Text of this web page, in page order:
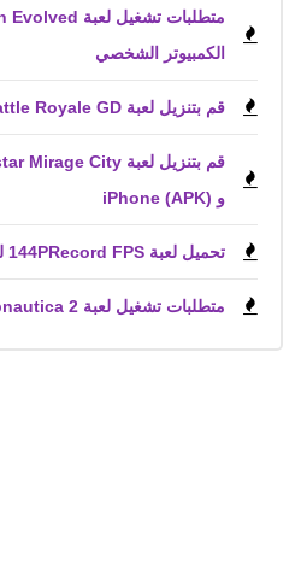
الكمبيوتر الشخصي
قم بتنزيل لعبة Battle Royale GD لأجهزة Android
و iPhone (APK)
تحميل لعبة 144PRecord FPS للهواتف المحمولة
متطلبات تشغيل لعبة Subnautica 2 للكمبيوتر الشخصي